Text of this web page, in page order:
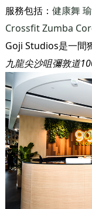
服務包括： 健康舞
CrossfitZumba
九龍尖沙咀彌敦道